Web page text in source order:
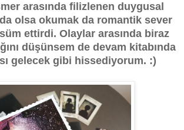
arasında filizlenen duygusal
olsa okumak da romantik sever
ettirdi. Olaylar arasında biraz
düşünsem de devam kitabında
gelecek gibi hissediyorum. :)